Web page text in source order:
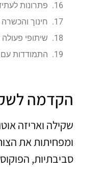
פתרונות
חינוך
שיתופי
התמודדות
הקדמה
שקילה ואריזה
ומפחיתות את
סביבתיות,